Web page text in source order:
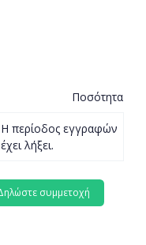
Ποσότητα
Η περίοδος εγγραφών
έχει λήξει.